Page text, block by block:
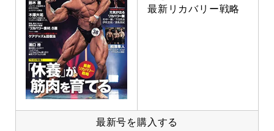
最新リカバリー戦略
最新号を購入する